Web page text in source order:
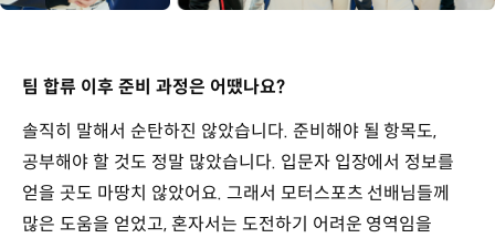
팀 합류 이후 준비 과정은 어땠나요?
솔직히 말해서 순탄하진 않았습니다. 준비해야 될 항목도,
공부해야 할 것도 정말 많았습니다. 입문자 입장에서 정보를
얻을 곳도 마땅치 않았어요. 그래서 모터스포츠 선배님들께
많은 도움을 얻었고, 혼자서는 도전하기 어려운 영역임을